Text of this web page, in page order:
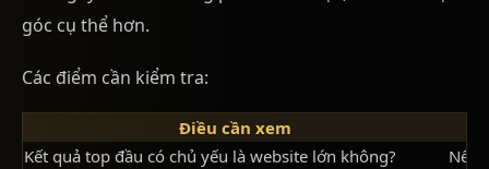
góc cụ thể hơn.
Các điểm cần kiểm tra:
Điều cần xem
Kết quả top đầu có chủ yếu là website lớn không?
Nếu